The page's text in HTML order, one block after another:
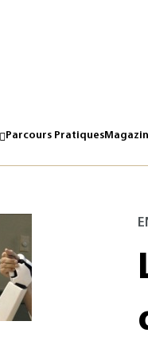
Parcours Pratiques